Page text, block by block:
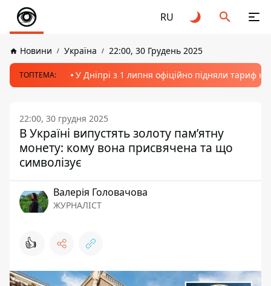
RU
Новини Україна 22:00, 30 Грудень 2025
ТОПТЕМА: У Дніпрі з 1 липня офіційно підняли тариф
22:00, 30 грудня 2025
В Україні випустять золоту пам’ятну
монету: кому вона присвячена та що
символізує
Валерія Головачова
ЖУРНАЛІСТ
👍